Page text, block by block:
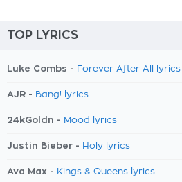
TOP LYRICS
Luke Combs - Forever After All lyrics
AJR - Bang! lyrics
24kGoldn - Mood lyrics
Justin Bieber - Holy lyrics
Ava Max - Kings & Queens lyrics